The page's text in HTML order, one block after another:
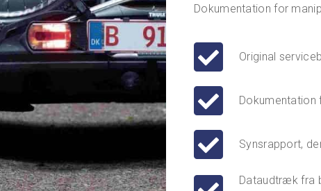
Dokumentation for
Original
Synsrapport,
Dataudtræk fra